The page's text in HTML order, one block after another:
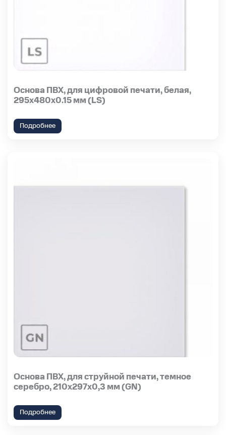
Основа ПВХ, для цифровой печати, белая,
295x480x0.15 мм (LS)
Подробнее
Основа ПВХ, для струйной печати, темное
серебро, 210х297х0,3 мм (GN)
Подробнее